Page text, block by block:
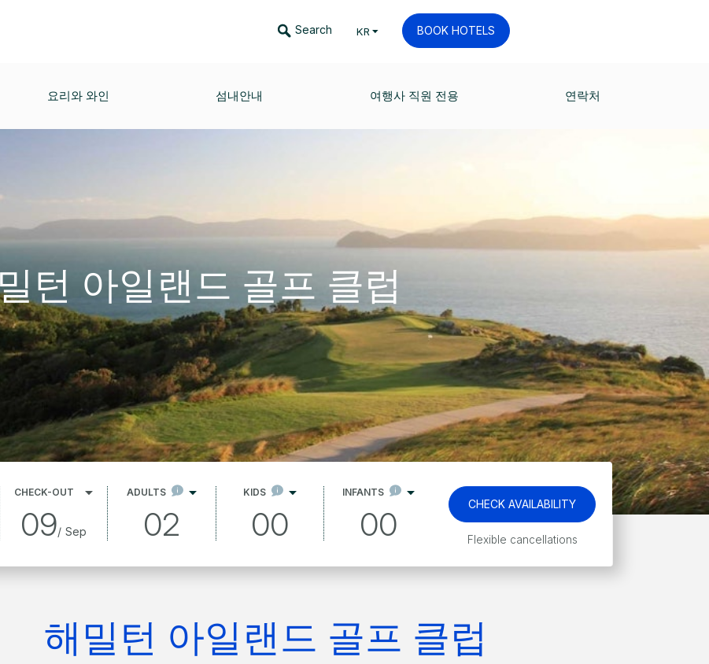
Search KR BOOK HOTELS
요리와 와인 섬내안내 여행사 직원 전용 연락처
턴 아일랜드 골프 클럽
CHECK-OUT
09/ Sep
ADULTS
02
KIDS
00
INFANTS
00
CHECK AVAILABILITY
Flexible cancellations
해밀턴 아일랜드 골프 클럽